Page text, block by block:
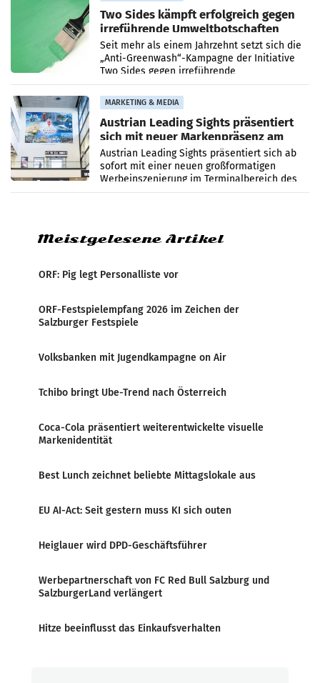
Two Sides kämpft erfolgreich gegen
irreführende Umweltbotschaften
beim Papiereinsatz
Seit mehr als einem Jahrzehnt setzt sich die
„Anti-Greenwash“-Kampagne der Initiative
Two Sides gegen irreführende
Umweltaussagen bei Papierkommunikation
und papierbasierten Verpackungen
MARKETING & MEDIA
Austrian Leading Sights präsentiert
sich mit neuer Markenpräsenz am
Flughafen Wien
Austrian Leading Sights präsentiert sich ab
sofort mit einer neuen großformatigen
Werbeinszenierung im Terminalbereich des
Flughafen Wien. Die Präsenz befindet sich im
Meistgelesene Artikel
ORF: Pig legt Personalliste vor
ORF-Festspielempfang 2026 im Zeichen der
Salzburger Festspiele
Volksbanken mit Jugendkampagne on Air
Tchibo bringt Ube-Trend nach Österreich
Coca-Cola präsentiert weiterentwickelte visuelle
Markenidentität
Best Lunch zeichnet beliebte Mittagslokale aus
EU AI-Act: Seit gestern muss KI sich outen
Heiglauer wird DPD-Geschäftsführer
Werbepartnerschaft von FC Red Bull Salzburg und
SalzburgerLand verlängert
Hitze beeinflusst das Einkaufsverhalten